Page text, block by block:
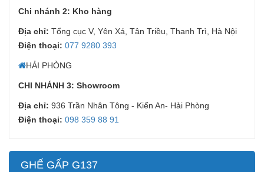
Chi nhánh 2: Kho hàng
Địa chỉ: Tổng cục V, Yên Xá, Tân Triều, Thanh Trì, Hà Nội
Điện thoại: 077 9280 393
HẢI PHÒNG
CHI NHÁNH 3: Showroom
Địa chỉ: 936 Trần Nhân Tông - Kiến An- Hải Phòng
Điện thoại: 098 359 88 91
GHẾ GẤP G137